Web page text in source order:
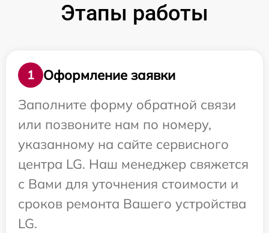
Этапы работы
1
Оформление заявки
Заполните форму обратной связи
или позвоните нам по номеру,
указанному на сайте сервисного
центра LG. Наш менеджер свяжется
с Вами для уточнения стоимости и
сроков ремонта Вашего устройства
LG.